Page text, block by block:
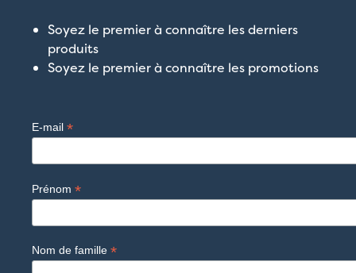
Soyez le premier à connaître les derniers
produits
Soyez le premier à connaître les promotions
E-mail *
Prénom *
Nom de famille *